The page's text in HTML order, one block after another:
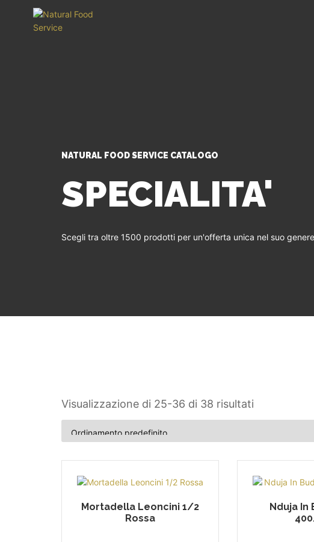
NATURAL FOOD SERVICE CATALOGO
SPECIALITA'
Scegli tra oltre 1500 prodotti per un'offerta unica nel suo
Visualizzazione di 25-36 di 38 risultati
Mortadella Leoncini 1/2
Rossa
Nduja In